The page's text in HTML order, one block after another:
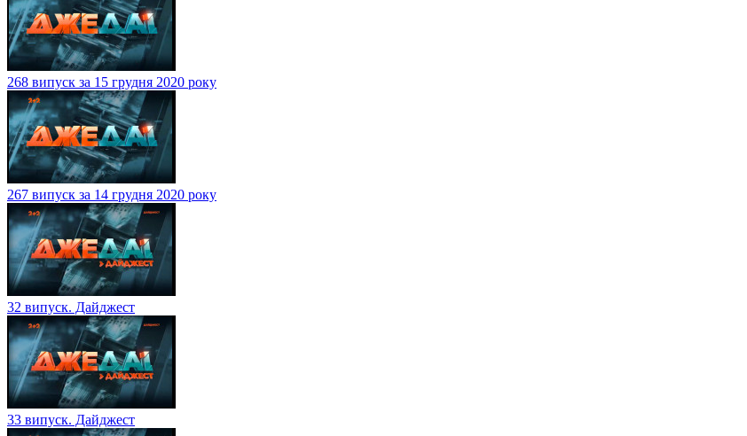
268 випуск за 15 грудня 2020 року
267 випуск за 14 грудня 2020 року
32 випуск. Дайджест
33 випуск. Дайджест